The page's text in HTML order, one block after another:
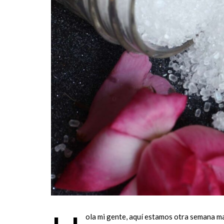
ola mi gente, aquí estamos otra semana